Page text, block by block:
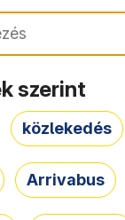
szerint
közlekedés
Arrivabus